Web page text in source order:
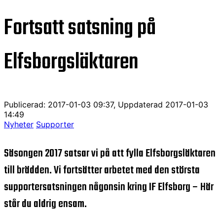
Fortsatt satsning på
Elfsborgsläktaren
Publicerad: 2017-01-03 09:37, Uppdaterad 2017-01-03
14:49
Nyheter Supporter
Säsongen 2017 satsar vi på att fylla Elfsborgsläktaren
till brädden. Vi fortsätter arbetet med den största
supportersatsningen någonsin kring IF Elfsborg – Här
står du aldrig ensam.